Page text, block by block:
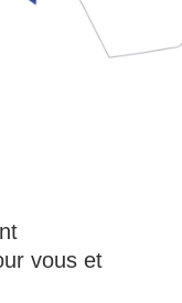
vous et